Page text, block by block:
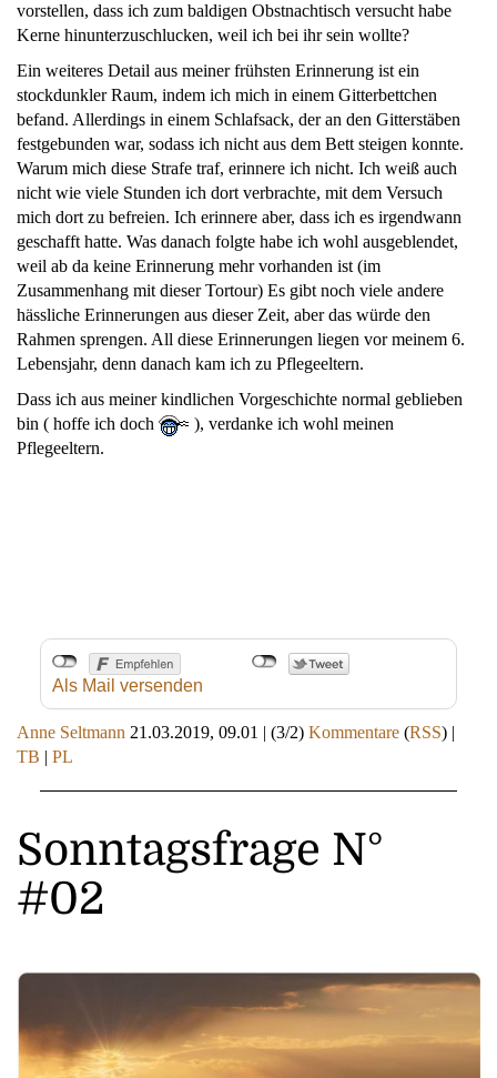
vorstellen, dass ich zum baldigen Obstnachtisch versucht habe
Kerne hinunterzuschlucken, weil ich bei ihr sein wollte?
Ein weiteres Detail aus meiner frühsten Erinnerung ist ein
stockdunkler Raum, indem ich mich in einem Gitterbettchen
befand. Allerdings in einem Schlafsack, der an den Gitterstäben
festgebunden war, sodass ich nicht aus dem Bett steigen konnte.
Warum mich diese Strafe traf, erinnere ich nicht. Ich weiß auch
nicht wie viele Stunden ich dort verbrachte, mit dem Versuch
mich dort zu befreien. Ich erinnere aber, dass ich es irgendwann
geschafft hatte. Was danach folgte habe ich wohl ausgeblendet,
weil ab da keine Erinnerung mehr vorhanden ist (im
Zusammenhang mit dieser Tortour) Es gibt noch viele andere
hässliche Erinnerungen aus dieser Zeit, aber das würde den
Rahmen sprengen. All diese Erinnerungen liegen vor meinem 6.
Lebensjahr, denn danach kam ich zu Pflegeeltern.
Dass ich aus meiner kindlichen Vorgeschichte normal geblieben
bin ( hoffe ich doch
), verdanke ich wohl meinen
Pflegeeltern.
Als Mail versenden
Anne Seltmann 21.03.2019, 09.01 | (3/2) Kommentare (RSS) |
TB | PL
Sonntagsfrage N°
#02